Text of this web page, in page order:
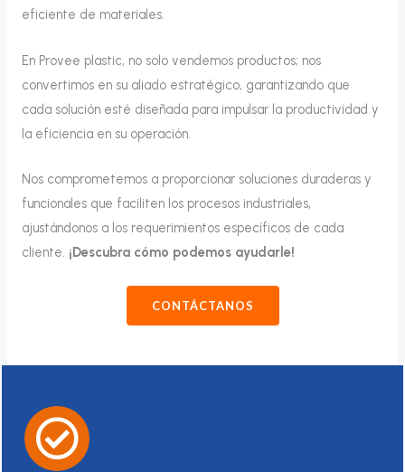
eficiente de materiales.
En Provee plastic, no solo vendemos productos; nos
convertimos en su aliado estratégico, garantizando que
cada solución esté diseñada para impulsar la productividad y
la eficiencia en su operación.
Nos comprometemos a proporcionar soluciones duraderas y
funcionales que faciliten los procesos industriales,
ajustándonos a los requerimientos específicos de cada
cliente. ¡Descubra cómo podemos ayudarle!
CONTÁCTANOS